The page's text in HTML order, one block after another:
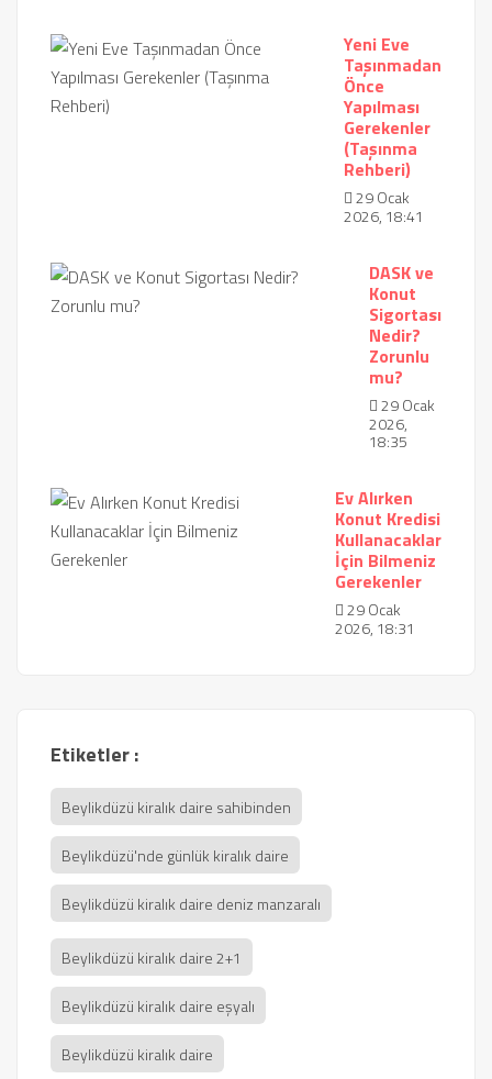
Yeni Eve
Taşınmadan
Önce
Yapılması
Gerekenler
(Taşınma
Rehberi)
29 Ocak
2026, 18:41
DASK ve
Konut
Sigortası
Nedir?
Zorunlu
mu?
29 Ocak
2026,
18:35
Ev Alırken
Konut Kredisi
Kullanacaklar
İçin Bilmeniz
Gerekenler
29 Ocak
2026, 18:31
Etiketler :
Beylikdüzü kiralık daire sahibinden
Beylikdüzü'nde günlük kiralık daire
Beylikdüzü kiralık daire deniz manzaralı
Beylikdüzü kiralık daire 2+1
Beylikdüzü kiralık daire eşyalı
Beylikdüzü kiralık daire